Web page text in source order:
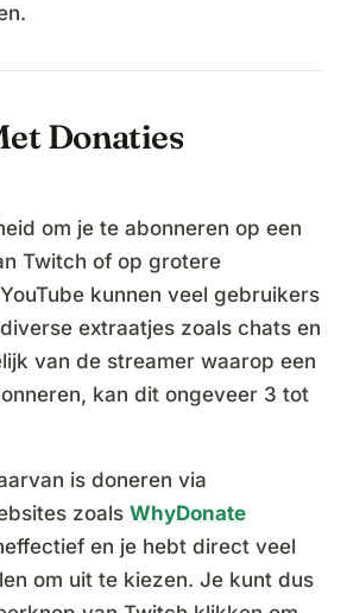
Donaties
om je te abonneren op een
Twitch of op grotere
kunnen veel gebruikers
extraatjes zoals chats en
van de streamer waarop een
kan dit ongeveer 3 tot
is doneren via
zoals WhyDonate
en je hebt direct veel
om uit te kiezen. Je kunt dus